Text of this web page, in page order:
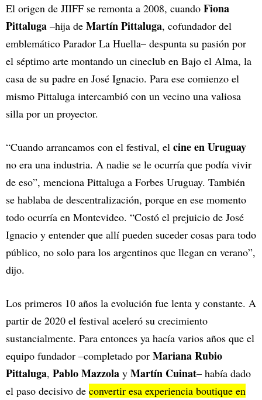
El origen de JIIFF se remonta a 2008, cuando Fiona
Pittaluga –hija de Martín Pittaluga, cofundador del
emblemático Parador La Huella– despunta su pasión por
el séptimo arte montando un cineclub en Bajo el Alma, la
casa de su padre en José Ignacio. Para ese comienzo el
mismo Pittaluga intercambió con un vecino una valiosa
silla por un proyector.
“Cuando arrancamos con el festival, el cine en Uruguay
no era una industria. A nadie se le ocurría que podía vivir
de eso”, menciona Pittaluga a Forbes Uruguay. También
se hablaba de descentralización, porque en ese momento
todo ocurría en Montevideo. “Costó el prejuicio de José
Ignacio y entender que allí pueden suceder cosas para todo
público, no solo para los argentinos que llegan en verano”,
dijo.
Los primeros 10 años la evolución fue lenta y constante. A
partir de 2020 el festival aceleró su crecimiento
sustancialmente. Para entonces ya hacía varios años que el
equipo fundador –completado por Mariana Rubio
Pittaluga, Pablo Mazzola y Martín Cuinat– había dado
el paso decisivo de convertir esa experiencia boutique en